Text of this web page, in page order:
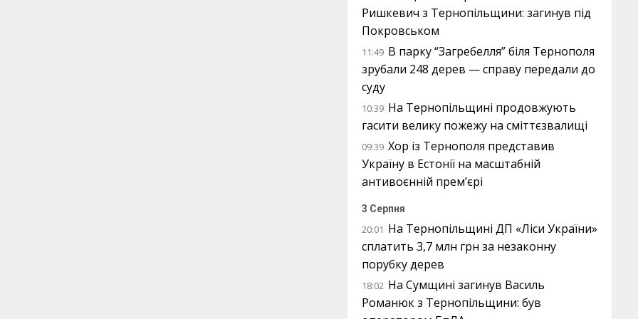
Ришкевич з Тернопільщини: загинув під
Покровськом
11:49 В парку “Загребелля” біля Тернополя
зрубали 248 дерев — справу передали до
суду
10:39 На Тернопільщині продовжують
гасити велику пожежу на сміттєзвалищі
09:39 Хор із Тернополя представив
Україну в Естонії на масштабній
антивоєнній прем’єрі
3 Серпня
20:01 На Тернопільщині ДП «Ліси України»
сплатить 3,7 млн грн за незаконну
порубку дерев
18:02 На Сумщині загинув Василь
Романюк з Тернопільщини: був